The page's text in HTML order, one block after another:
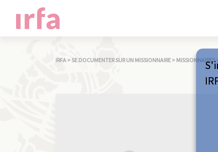
IRFA >SE DOCUMENTER SUR UN MISSIONNAIRE > MISSIONNAIRES